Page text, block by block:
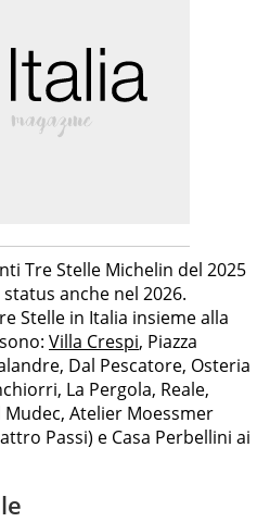
Tre Stelle Michelin del 2025
anche nel 2026.
Stelle in Italia insieme alla
Villa Crespi, Piazza
Dal Pescatore, Osteria
La Pergola, Reale,
Atelier Moessmer
Passi) e Casa Perbellini ai